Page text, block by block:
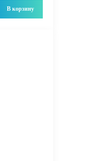
В корзину